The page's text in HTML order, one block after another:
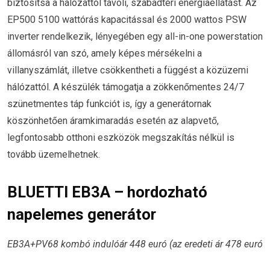
biztosítsa a hálózattól távoli, szabadtéri energiaellátást. Az
EP500 5100 wattórás kapacitással és 2000 wattos PSW
inverter rendelkezik, lényegében egy all-in-one powerstation
állomásról van szó, amely képes mérsékelni a
villanyszámlát, illetve csökkentheti a függést a közüzemi
hálózattól. A készülék támogatja a zökkenőmentes 24/7
szünetmentes táp funkciót is, így a generátornak
köszönhetően áramkimaradás esetén az alapvető,
legfontosabb otthoni eszközök megszakítás nélkül is
tovább üzemelhetnek.
BLUETTI EB3A – hordozható
napelemes generátor
EB3A+PV68 kombó indulóár 448 euró (az eredeti ár 478 euró